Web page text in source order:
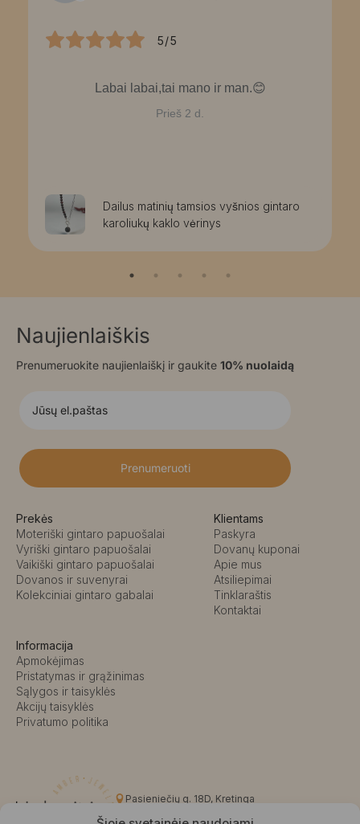
5/5
Labai labai,tai mano ir man.😊
Prieš 2 d.
Dailus matinių tamsios vyšnios gintaro
karoliukų kaklo vėrinys
Naujienlaiškis
Prenumeruokite naujienlaiškį ir gaukite 10% nuolaidą
Prenumeruoti
Prekės
Moteriški gintaro papuošalai
Vyriški gintaro papuošalai
Vaikiški gintaro papuošalai
Dovanos ir suvenyrai
Kolekciniai gintaro gabalai
Klientams
Paskyra
Dovanų kuponai
Apie mus
Atsiliepimai
Tinklaraštis
Kontaktai
Informacija
Apmokėjimas
Pristatymas ir grąžinimas
Sąlygos ir taisyklės
Akcijų taisyklės
Privatumo politika
Pasieniečių g. 18D, Kretinga